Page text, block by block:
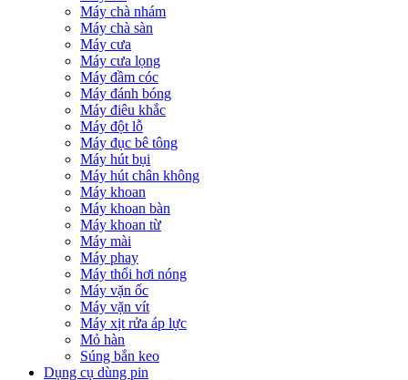
Máy chà nhám
Máy chà sàn
Máy cưa
Máy cưa lọng
Máy đầm cóc
Máy đánh bóng
Máy điêu khắc
Máy đột lỗ
Máy đục bê tông
Máy hút bụi
Máy hút chân không
Máy khoan
Máy khoan bàn
Máy khoan từ
Máy mài
Máy phay
Máy thổi hơi nóng
Máy vặn ốc
Máy vặn vít
Máy xịt rửa áp lực
Mỏ hàn
Súng bắn keo
Dụng cụ dùng pin